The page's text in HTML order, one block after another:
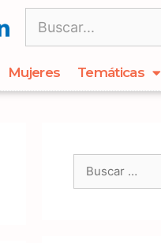
Mujeres Temáticas